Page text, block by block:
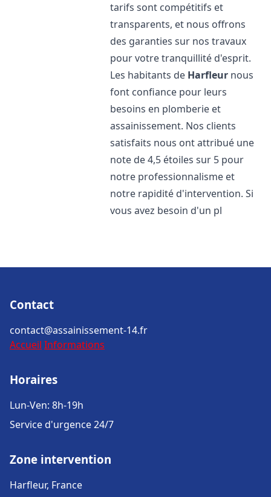
tarifs sont compétitifs et
transparents, et nous offrons
des garanties sur nos travaux
pour votre tranquillité d'esprit.
Les habitants de Harfleur nous
font confiance pour leurs
besoins en plomberie et
assainissement. Nos clients
satisfaits nous ont attribué une
note de 4,5 étoiles sur 5 pour
notre professionnalisme et
notre rapidité d'intervention. Si
vous avez besoin d'un pl
Contact
contact@assainissement-14.fr
Accueil Informations
Horaires
Lun-Ven: 8h-19h
Service d'urgence 24/7
Zone intervention
Harfleur, France